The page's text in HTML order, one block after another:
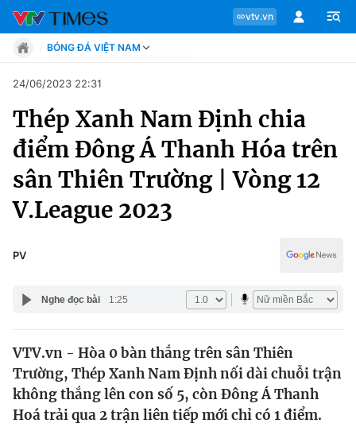
vtv.vn
Chuyên mục
Tin tức
Move
Phong cách
Chân dung
Sự kiện
Bóng đá
BÓNG ĐÁ VIỆT NAM
Move
Phong cách
Chân dung
Sự kiện
Bóng đá
Các môn khác
24/06/2023 22:31
Thép Xanh Nam Định chia
điểm Đông Á Thanh Hóa trên
sân Thiên Trường | Vòng 12
V.League 2023
PV
Nghe đọc bài 1:25
VTV.vn - Hòa 0 bàn thắng trên sân Thiên
Trường, Thép Xanh Nam Định nối dài chuỗi trận
không thắng lên con số 5, còn Đông Á Thanh
Hoá trải qua 2 trận liên tiếp mới chỉ có 1 điểm.